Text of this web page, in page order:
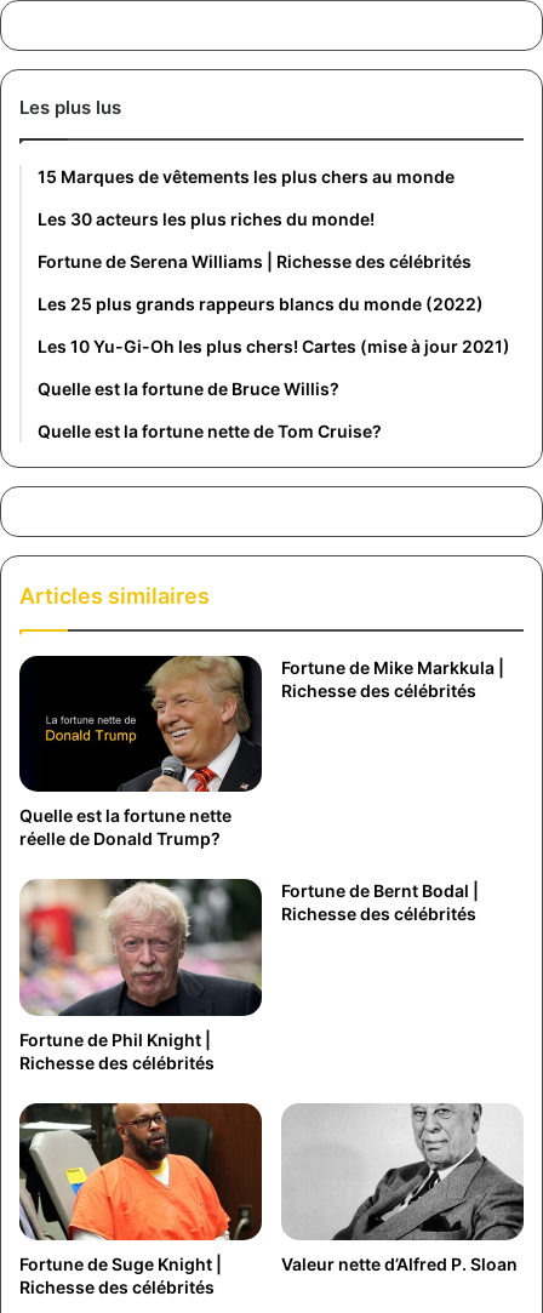
Les plus lus
15 Marques de vêtements les plus chers au monde
Les 30 acteurs les plus riches du monde!
Fortune de Serena Williams | Richesse des célébrités
Les 25 plus grands rappeurs blancs du monde (2022)
Les 10 Yu-Gi-Oh les plus chers! Cartes (mise à jour 2021)
Quelle est la fortune de Bruce Willis?
Quelle est la fortune nette de Tom Cruise?
Articles similaires
Quelle est la fortune nette
réelle de Donald Trump?
Fortune de Mike Markkula |
Richesse des célébrités
Fortune de Phil Knight |
Richesse des célébrités
Fortune de Bernt Bodal |
Richesse des célébrités
Fortune de Suge Knight |
Richesse des célébrités
Valeur nette d’Alfred P. Sloan